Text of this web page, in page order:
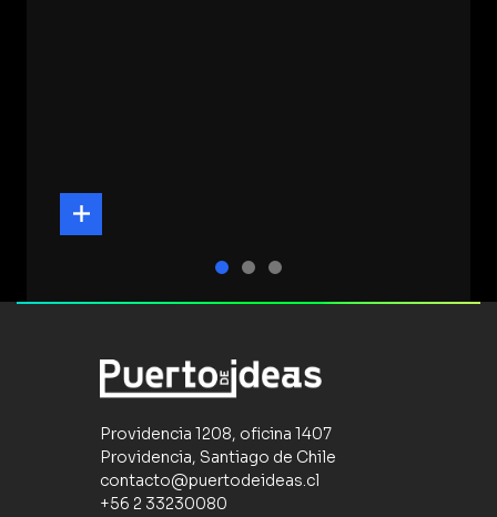
Providencia 1208, oficina 1407
Providencia, Santiago de Chile
contacto@puertodeideas.cl
+56 2 33230080